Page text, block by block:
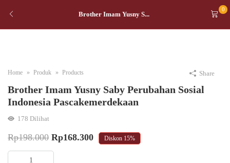
Brother Imam Yusny S...
0
Home Produk Products
Brother Imam Yusny Saby Perubahan Sosial
Indonesia Pascakemerdekaan
178 Dilihat
Rp198.000 Original
price
Rp168.300Current
Diskon 15%
Share